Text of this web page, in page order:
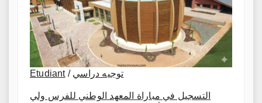
Etudiant/ توجيه دراسي
التسجيل في مباراة المعهد الوطني للفرس ولي